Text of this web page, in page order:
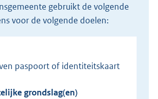
voor de volgende doelen:
paspoort of identiteitskaart
grondslag(en)